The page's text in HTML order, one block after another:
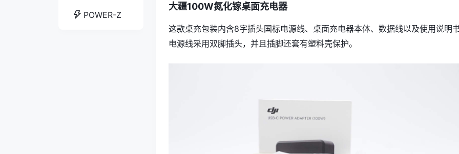
POWER-Z
大疆100W氮化镓桌面充电器
这款桌充包装内含8字插头国标电源线、桌面充电器本体、数据线以及使用说明
电源线采用双脚插头，并且插脚还套有塑料壳保护。